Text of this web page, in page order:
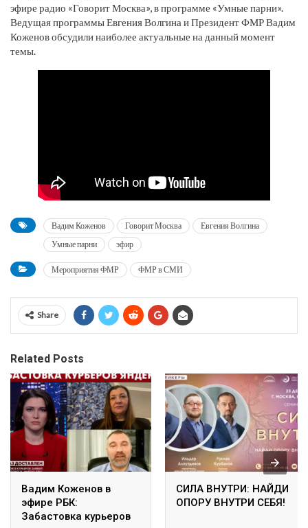
эфире радио «Говорит Москва», в программе «Умные парни».
Ведущая программы Евгения Волгина и Президент ФМР Вадим
Коженов обсудили наиболее актуальные на данный момент
темы.
Вадим Коженов Говорит Москва
Евгения Волгина
Умные парни
эфир
Мероприятия ФМР ФМР в СМИ
Share
Related Posts
Вадим Коженов в
эфире РБК:
Забастовка курьеров
СИЛА ВНУТРИ: НАЙДИ
ОПОРУ ВНУТРИ СЕБЯ!